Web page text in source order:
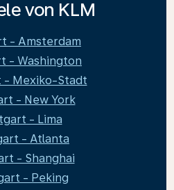
von KLM
- Amsterdam
- Washington
- Mexiko-Stadt
- New York
- Lima
- Atlanta
- Shanghai
- Peking